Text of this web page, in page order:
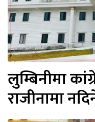
लुम्बिनीमा
राजीनामा